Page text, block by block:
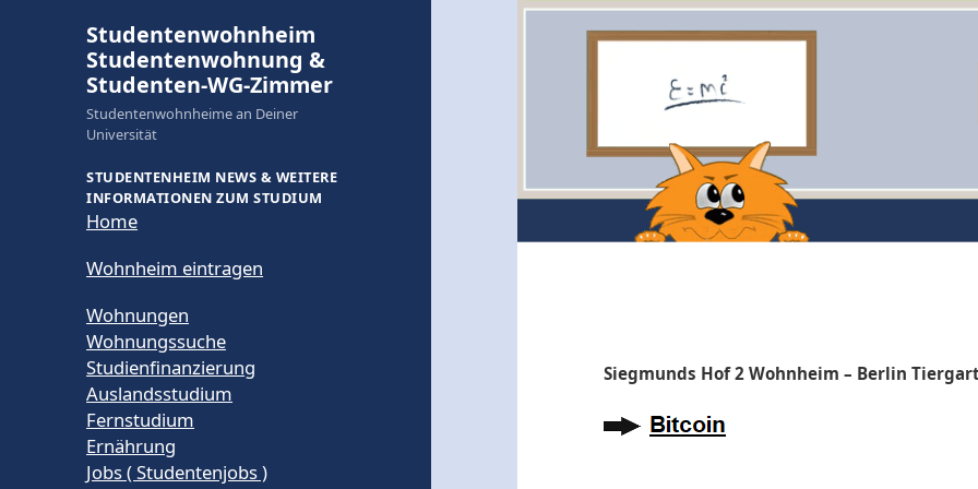
Studentenwohnheim
Studentenwohnung &
Studenten-WG-Zimmer
Studentenwohnheime an Deiner
Universität
STUDENTENHEIM NEWS & WEITERE
INFORMATIONEN ZUM STUDIUM
Home
Wohnheim eintragen
Wohnungen
Wohnungssuche
Studienfinanzierung
Auslandsstudium
Fernstudium
Ernährung
Jobs ( Studentenjobs )
Siegmunds Hof 2 Wohnheim – Berlin